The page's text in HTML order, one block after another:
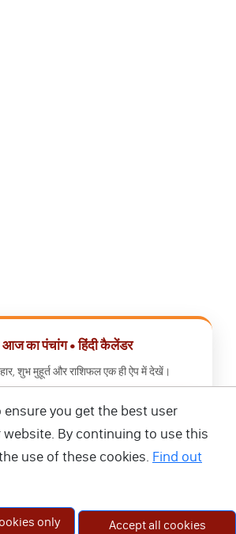
आज का पंचांग • हिंदी कैलेंडर
शुभ मुहूर्त और राशिफल एक ही ऐप में देखें।
हिंदी कैलेंडर ऐप डाउनलोड करें
ensure you get the best user
website. By continuing to use this
use of these cookies. Find out
only Accept all cookies